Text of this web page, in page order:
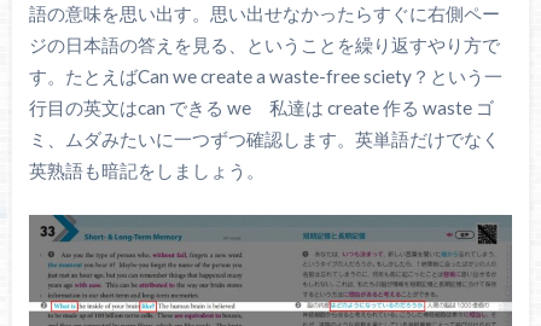
語の意味を思い出す。思い出せなかったらすぐに右側ペー
ジの日本語の答えを見る、ということを繰り返すやり方で
す。たとえばCan we create a waste-free sciety？という一
行目の英文はcan できる we 私達は create 作る waste ゴ
ミ、ムダみたいに一つずつ確認します。英単語だけでなく
英熟語も暗記をしましょう。